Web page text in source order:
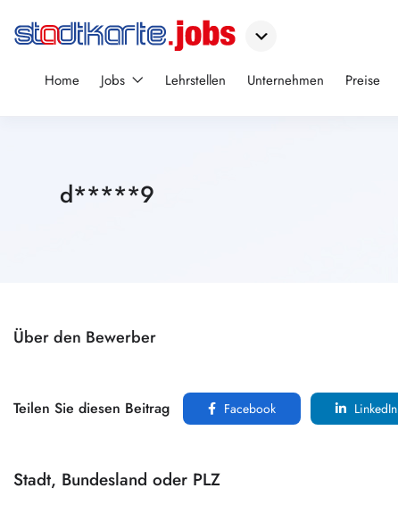
Home Jobs Lehrstellen Unternehmen Preise
d*****9
Über den Bewerber
Teilen Sie diesen Beitrag Facebook LinkedIn
Stadt, Bundesland oder PLZ